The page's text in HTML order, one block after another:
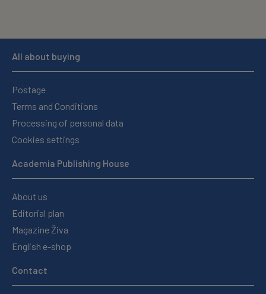
All about buying
Postage
Terms and Conditions
Processing of personal data
Cookies settings
Academia Publishing House
About us
Editorial plan
Magazine Živa
English e-shop
Contact